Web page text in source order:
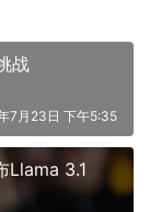
战
7月23日 下午5:35
Llama 3.1